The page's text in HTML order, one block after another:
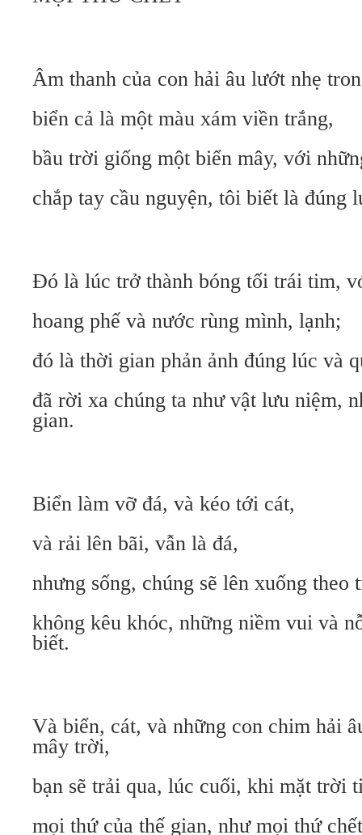
Âm thanh của con hải âu lướt nhẹ
biển cả là một màu xám viền trắng,
bầu trời giống một biển mây, với
chắp tay cầu nguyện, tôi biết là đúng
Đó là lúc trở thành bóng tối trái tim,
hoang phế và nước rùng mình, lạnh;
đó là thời gian phản ảnh đúng lúc và
đã rời xa chúng ta như vật lưu niệm,
gian.
Biển làm vỡ đá, và kéo tới cát,
và rải lên bãi, vẫn là đá,
nhưng sống, chúng sẽ lên xuống
không kêu khóc, những niềm vui và
biết.
Và biển, cát, và những con chim hải
mây trời,
bạn sẽ trải qua, lúc cuối, khi mặt trời
mọi thứ của thế gian, như mọi thứ chết